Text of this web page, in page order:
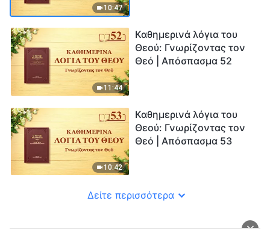
10:47
11:44
Καθημερινά λόγια του
Θεού: Γνωρίζοντας τον
Θεό | Απόσπασμα 52
10:42
Καθημερινά λόγια του
Θεού: Γνωρίζοντας τον
Θεό | Απόσπασμα 53
Δείτε περισσότερα